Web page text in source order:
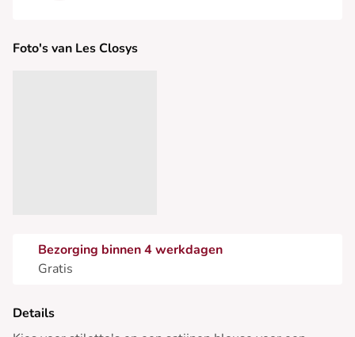
Foto's van Les Closys
Bezorging binnen 4 werkdagen
Gratis
Details